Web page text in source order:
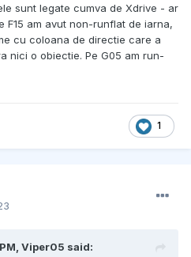
sunt legate cumva de Xdrive - ar
F15 am avut non-runflat de iarna,
cu coloana de directie care a
nici o obiectie. Pe G05 am run-
1
Viper05 said: